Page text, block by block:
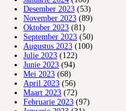
Desember 2023 (53)
November 2023 (89)
Oktober 2023 (81)
September 2023 (50)
Augustus 2023 (100)
Julie 2023 (122)
Junie 2023 (94)
Mei 2023 (68)
April 2023 (56)
Maart 2023 (72)
Februarie 2023 (97)